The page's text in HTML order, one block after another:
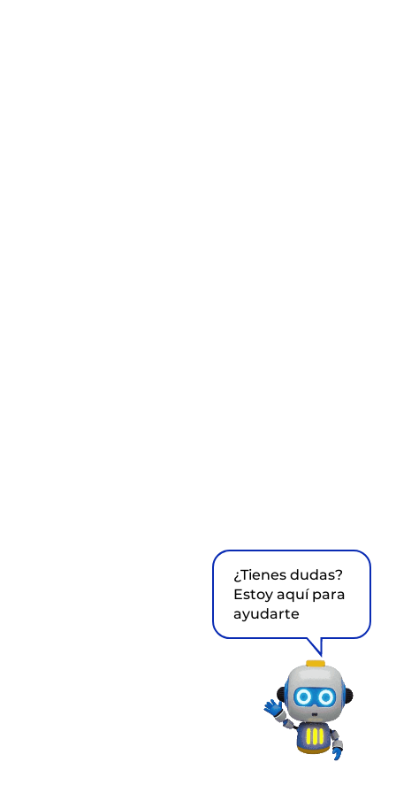
¿Tienes dudas?
Estoy aquí para
ayudarte